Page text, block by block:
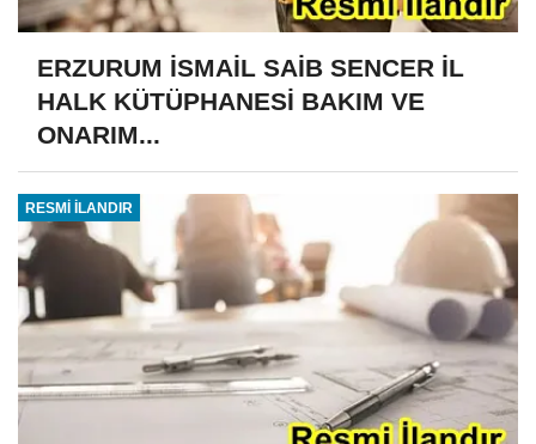
ERZURUM İSMAİL SAİB SENCER İL
HALK KÜTÜPHANESİ BAKIM VE
ONARIM...
RESMİ İLANDIR